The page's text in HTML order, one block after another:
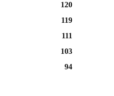
120
119
111
103
94